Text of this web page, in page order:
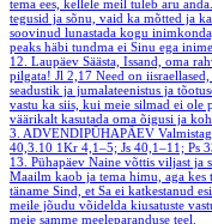
tema ees, kellele meil tuleb aru anda.
tegusid ja sõnu, vaid ka mõtted ja
soovinud lunastada kogu
peaks häbi tundma ei Sinu ega
12. Laupäev Säästa, Issand, oma
pilgata! Jl 2,17 Need on
seadustik ja jumalateenistus ja
vastu ka siis, kui meie silmad ei ole
väärikalt kasutada oma õigusi ja
3. ADVENDIPÜHAPÄEV
40,3.10 1Kr 4,1–5; Js 40,1–11; Ps
13. Pühapäev Naine võttis viljast ja
Maailm kaob ja tema himu, aga kes
täname Sind, et Sa ei katkestanud
meile jõudu võidelda kiusatuste
meie samme meeleparanduse teel.